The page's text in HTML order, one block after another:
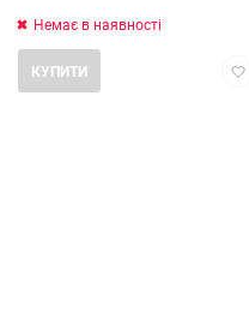
Немає в наявності
КУПИТИ